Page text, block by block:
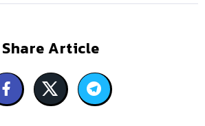
Share Article